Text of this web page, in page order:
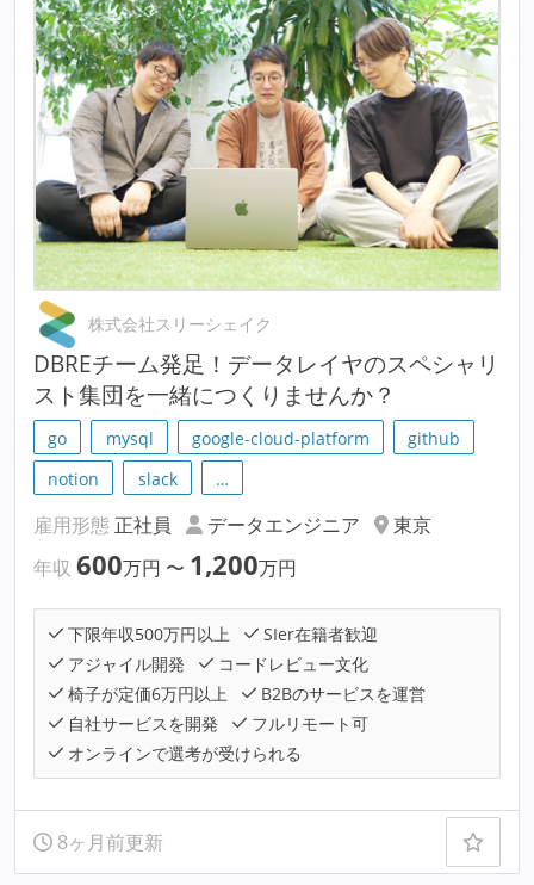
株式会社スリーシェイク
DBREチーム発足！データレイヤのスペシャリ
スト集団を一緒につくりませんか？
go mysql google-cloud-platform
github
notion
slack …
雇用形態 正社員 データエンジニア
東京
年収 600万円 〜 1,200万円
下限年収500万円以上
SIer在籍者歓迎
アジャイル開発
コードレビュー文化
椅子が定価6万円以上
B2Bのサービスを運営
自社サービスを開発
フルリモート可
オンラインで選考が受けられる
8ヶ月前更新